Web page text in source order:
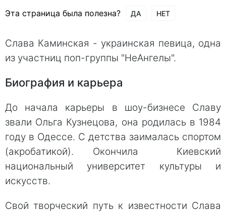
Эта страница была полезна? ДА НЕТ
Слава Каминская - украинская певица, одна
из участниц поп-группы "НеАнгелы".
Биография и карьера
До начала карьеры в шоу-бизнесе Славу
звали Ольга Кузнецова, она родилась в 1984
году в Одессе. С детства заималась спортом
(акробатикой). Окончила Киевский
национальный университет культуры и
искусств.
Свой творческий путь к известности Слава